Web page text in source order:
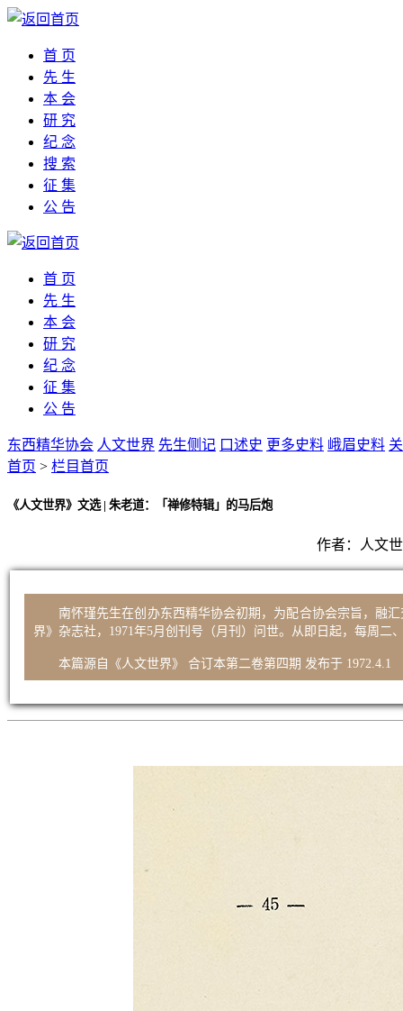
首 页
先 生
本 会
研 究
纪 念
搜 索
征 集
公 告
首 页
先 生
本 会
研 究
纪 念
征 集
公 告
东西精华协会 人文世界 先生侧记 口述史 更多史料 峨眉史料
首页 > 栏目首页
《人文世界》文选 | 朱老道：「禅修特辑」的马后炮
作者： 人文
南怀瑾先生在创办东西精华协会初期，为配合协会宗旨，融
界》杂志社，1971年5月创刊号（月刊）问世。从即日起，每周
本篇源自《人文世界》 合订本第二卷第四期 发布于 1972.4.1